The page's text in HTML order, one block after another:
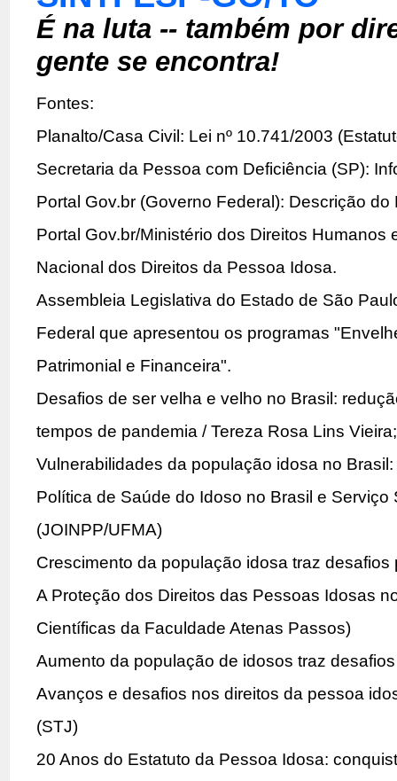
É na luta -- também por
gente se encontra!
Fontes:
Planalto/Casa Civil: Lei nº 10.741/2003
Secretaria da Pessoa com Deficiência (SP):
Portal Gov.br (Governo Federal): Descrição
Portal Gov.br/Ministério dos Direitos
Nacional dos Direitos da Pessoa Idosa.
Assembleia Legislativa do Estado de São
Federal que apresentou os programas
Patrimonial e Financeira".
Desafios de ser velha e velho no Brasil:
tempos de pandemia / Tereza Rosa Lins
Vulnerabilidades da população idosa no
Política de Saúde do Idoso no Brasil e
(JOINPP/UFMA)
Crescimento da população idosa traz
A Proteção dos Direitos das Pessoas Idosas
Científicas da Faculdade Atenas Passos)
Aumento da população de idosos traz
Avanços e desafios nos direitos da pessoa
(STJ)
20 Anos do Estatuto da Pessoa Idosa: